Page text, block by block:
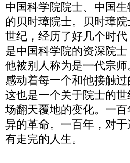
中国科学院院士、中国
的贝时璋院士。贝时璋
世纪，经历了好几个时
是中国科学院的资深院
他被别人称为是一代宗
感动着每一个和他接触
这也是一个关于院士的
场翻天覆地的变化。一
异的革命。一百年，对
有走完的人生。